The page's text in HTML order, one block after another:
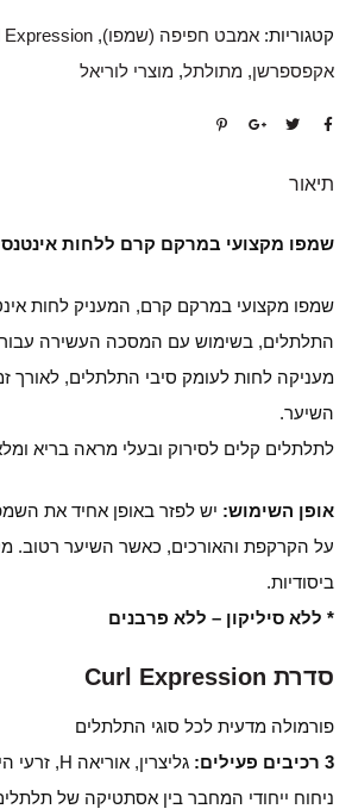
קטגוריות: אמבט חפיפה (שמפו),
אקפספרשן, מתולתל, מוצרי לוריאל
תיאור
שמפו מקצועי במרקם קרם ללחות
שמפו מקצועי במרקם קרם, המעניק לחות
התלתלים, בשימוש עם המסכה העשירה עבור
מעניקה לחות לעומק סיבי התלתלים, לאורך
השיער.
לתלתלים קלים לסירוק ובעלי מראה בריא
אופן השימוש: יש לפזר באופן אחיד את
על הקרקפת והאורכים, כאשר השיער רטוב.
ביסודיות.
* ללא סיליקון – ללא פרבנים
סדרת Curl Expression
פורמולה מדעית לכל סוגי התלתלים
3 רכיבים פעילים:
גליצרין, אוריאה H, זרעי היביסקוס.
ניחוח ייחודי המחבר בין אסתטיקה של